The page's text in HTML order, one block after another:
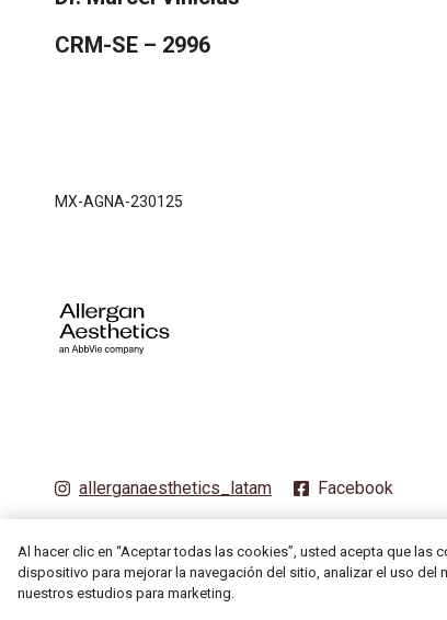
CRM-SE – 2996
MX-AGNA-230125
allerganaesthetics_latam Facebook
Al hacer clic en “Aceptar todas las cookies”, usted acepta que las
dispositivo para mejorar la navegación del sitio, analizar el uso del
nuestros estudios para marketing.